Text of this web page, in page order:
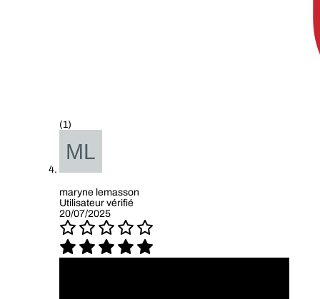
(1)
maryne lemasson
Utilisateur vérifié
20/07/2025